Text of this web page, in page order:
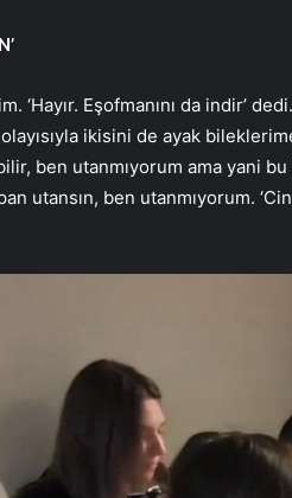
‘Hayır. Eşofmanını da indir’
ikisini de ayak
ben utanmıyorum ama yani
utansın, ben utanmıyorum.